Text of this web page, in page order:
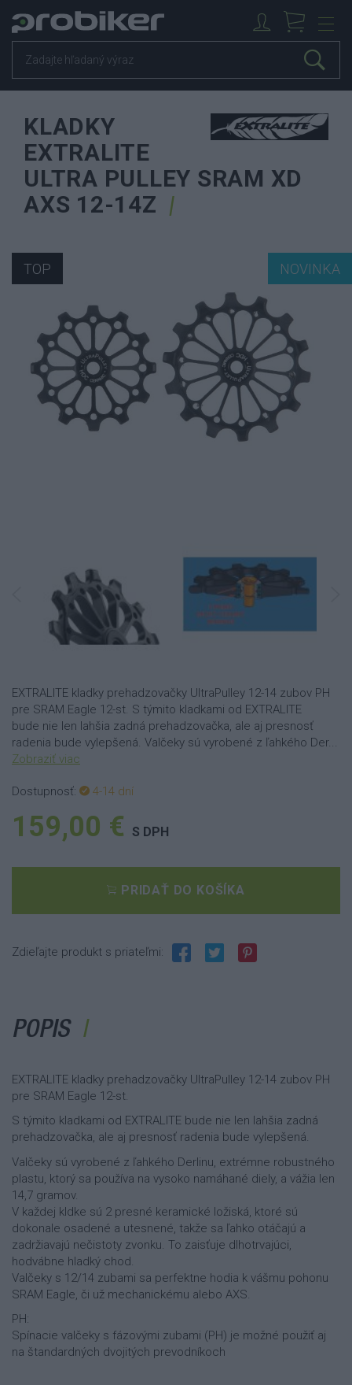
KLADKY
EXTRALITE
ULTRA PULLEY SRAM XD
AXS 12-14Z
NOVINKA
TOP
EXTRALITE kladky prehadzovačky UltraPulley 12-14 zubov PH
pre SRAM Eagle 12-st. S týmito kladkami od EXTRALITE
bude nie len lahšia zadná prehadzovačka, ale aj presnosť
radenia bude vylepšená. Valčeky sú vyrobené z ľahkého Der...
Zobraziť viac
Dostupnosť: 4-14 dní
159,00 € S DPH
PRIDAŤ DO KOŠÍKA
Zdieľajte produkt s priateľmi:
POPIS
EXTRALITE kladky prehadzovačky UltraPulley 12-14 zubov PH
pre SRAM Eagle 12-st.
S týmito kladkami od EXTRALITE bude nie len lahšia zadná
prehadzovačka, ale aj presnosť radenia bude vylepšená.
Valčeky sú vyrobené z ľahkého Derlinu, extrémne robustného
plastu, ktorý sa používa na vysoko namáhané diely, a vážia len
14,7 gramov.
V každej kldke sú 2 presné keramické ložiská, ktoré sú
dokonale osadené a utesnené, takže sa ľahko otáčajú a
zadržiavajú nečistoty zvonku. To zaisťuje dlhotrvajúci,
hodvábne hladký chod.
Valčeky s 12/14 zubami sa perfektne hodia k vášmu pohonu
SRAM Eagle, či už mechanickému alebo AXS.
PH:
Spínacie valčeky s fázovými zubami (PH) je možné použiť aj
na štandardných dvojitých prevodníkoch